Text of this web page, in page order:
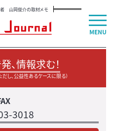
者 山岡俊介の取材メモ
、情報求む！
し、公益性あるケースに限る）
3018
MENU